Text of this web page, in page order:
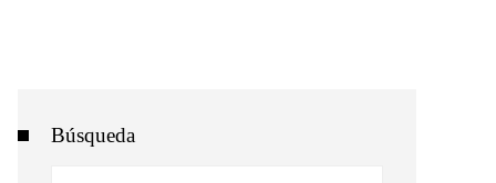
Búsqueda